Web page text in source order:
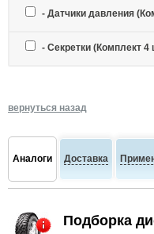
- Датчики давления
- Секретки (Комплект 4
вернуться назад
Аналоги Доставка
Подборка